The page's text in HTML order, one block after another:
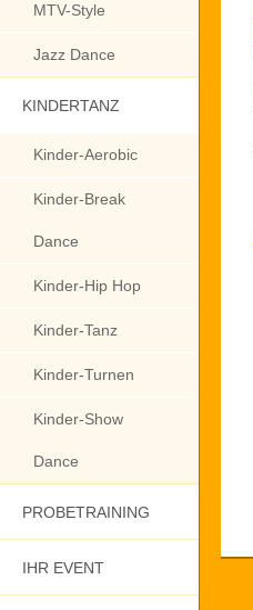
MTV-Style
Jazz Dance
KINDERTANZ
Kinder-Aerobic
Kinder-Break
Dance
Kinder-Hip Hop
Kinder-Tanz
Kinder-Turnen
Kinder-Show
Dance
PROBETRAINING
IHR EVENT